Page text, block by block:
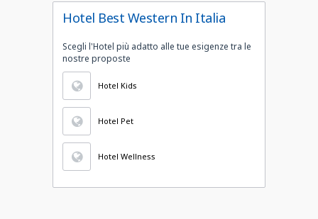
Hotel Best Western In Italia
Scegli l'Hotel più adatto alle tue esigenze tra le
nostre proposte
Hotel Kids
Hotel Pet
Hotel Wellness